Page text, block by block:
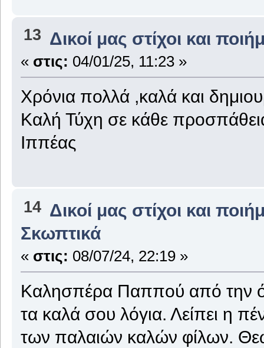
13 Δικοί μας στίχοι και
« στις: 04/01/25, 11:23 »
Χρόνια πολλά ,καλά και
Καλή Τύχη σε κάθε
Ιππέας
14 Δικοί μας στίχοι και
Σκωπτικά
« στις: 08/07/24, 22:19 »
Καλησπέρα Παππού από την
τα καλά σου λόγια. Λείπει η
των παλαιών καλών φίλων.